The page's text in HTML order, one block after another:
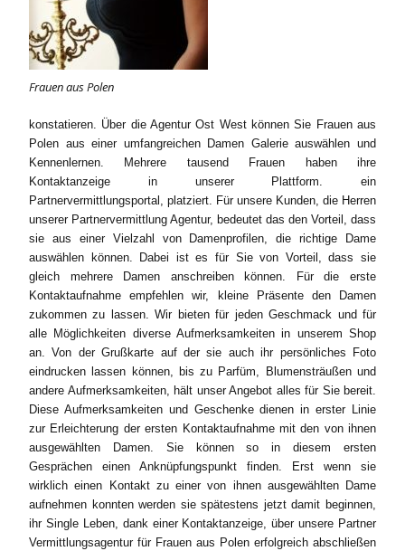
Frauen aus Polen
konstatieren. Über die Agentur Ost West können Sie Frauen aus
Polen aus einer umfangreichen Damen Galerie auswählen und
Kennenlernen. Mehrere tausend Frauen haben ihre
Kontaktanzeige in unserer Plattform. ein
Partnervermittlungsportal, platziert. Für unsere Kunden, die Herren
unserer Partnervermittlung Agentur, bedeutet das den Vorteil, dass
sie aus einer Vielzahl von Damenprofilen, die richtige Dame
auswählen können. Dabei ist es für Sie von Vorteil, dass sie
gleich mehrere Damen anschreiben können. Für die erste
Kontaktaufnahme empfehlen wir, kleine Präsente den Damen
zukommen zu lassen. Wir bieten für jeden Geschmack und für
alle Möglichkeiten diverse Aufmerksamkeiten in unserem Shop
an. Von der Grußkarte auf der sie auch ihr persönliches Foto
eindrucken lassen können, bis zu Parfüm, Blumensträußen und
andere Aufmerksamkeiten, hält unser Angebot alles für Sie bereit.
Diese Aufmerksamkeiten und Geschenke dienen in erster Linie
zur Erleichterung der ersten Kontaktaufnahme mit den von ihnen
ausgewählten Damen. Sie können so in diesem ersten
Gesprächen einen Anknüpfungspunkt finden. Erst wenn sie
wirklich einen Kontakt zu einer von ihnen ausgewählten Dame
aufnehmen konnten werden sie spätestens jetzt damit beginnen,
ihr Single Leben, dank einer Kontaktanzeige, über unsere Partner
Vermittlungsagentur für Frauen aus Polen erfolgreich abschließen